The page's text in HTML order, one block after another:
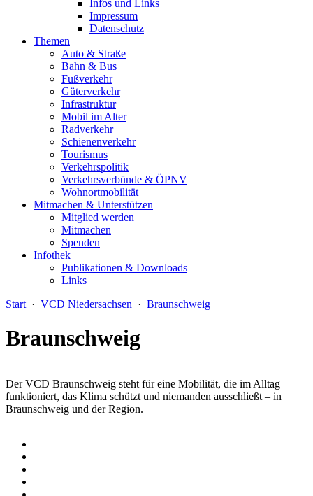
Infos und Links
Impressum
Datenschutz
Themen
Auto & Straße
Bahn & Bus
Fußverkehr
Güterverkehr
Infrastruktur
Mobil im Alter
Radverkehr
Schienenverkehr
Tourismus
Verkehrspolitik
Verkehrsverbünde & ÖPNV
Wohnortmobilität
Mitmachen & Unterstützen
Mitglied werden
Mitmachen
Spenden
Infothek
Publikationen & Downloads
Links
Start · VCD Niedersachsen · Braunschweig
Braunschweig
Der VCD Braunschweig steht für eine Mobilität, die im Alltag
funktioniert, das Klima schützt und niemanden ausschließt – in
Braunschweig und der Region.